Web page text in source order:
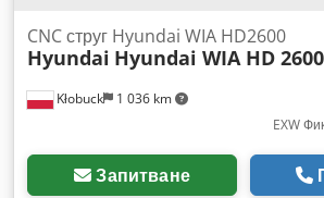
Kłobuck 1 036 km
CNC струг Hyundai WIA HD2600
Hyundai Hyundai WIA HD 2600
EXW
Запитване